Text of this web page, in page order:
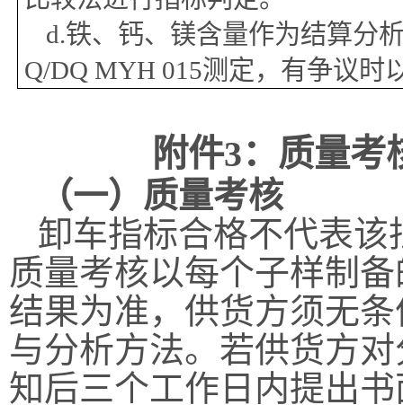
d.铁、钙、镁含量作为结算分
Q/DQ MYH 015测定，有争议时
附件3：质量考
（一）质量考核
卸车指标合格不代表
质量考核以每个子样制
结果为准，供货方须无
与分析方法。若供货方
知后三个工作日内提出